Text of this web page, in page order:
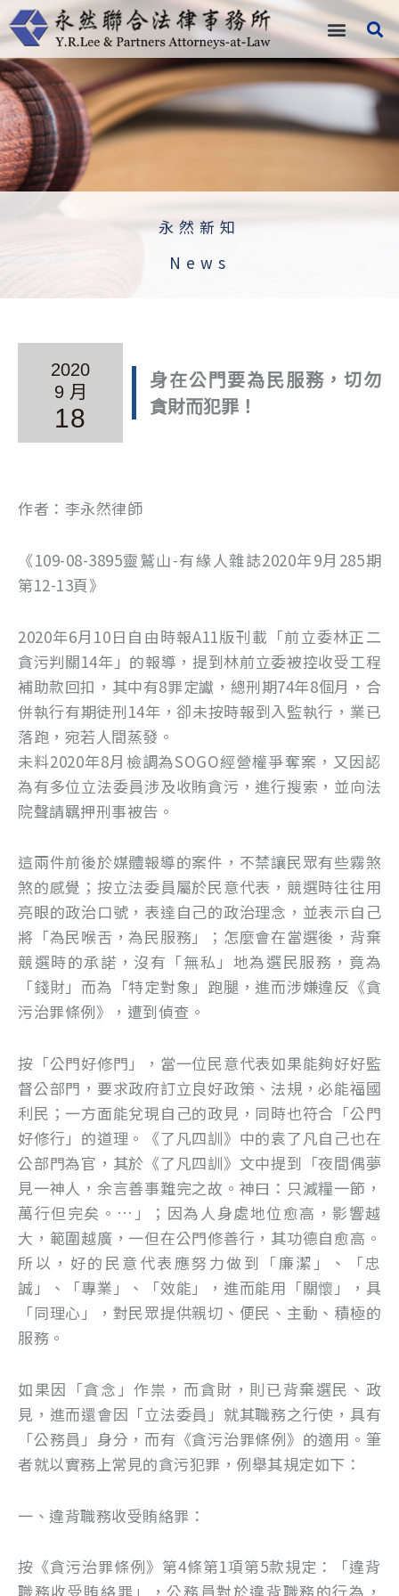
跳
至
主
要
內
容
永然新知
News
2020
9 月
18
身在公門要為民服務，切勿
貪財而犯罪！
作者：李永然律師
《109-08-3895靈鷲山-有緣人雜誌2020年9月285期
第12-13頁》
2020年6月10日自由時報A11版刊載「前立委林正二
貪污判關14年」的報導，提到林前立委被控收受工程
補助款回扣，其中有8罪定讞，總刑期74年8個月，合
併執行有期徒刑14年，卻未按時報到入監執行，業已
落跑，宛若人間蒸發。
未料2020年8月檢調為SOGO經營權爭奪案，又因認
為有多位立法委員涉及收賄貪污，進行搜索，並向法
院聲請羈押刑事被告。
這兩件前後於媒體報導的案件，不禁讓民眾有些霧煞
煞的感覺；按立法委員屬於民意代表，競選時往往用
亮眼的政治口號，表達自己的政治理念，並表示自己
將「為民喉舌，為民服務」；怎麼會在當選後，背棄
競選時的承諾，沒有「無私」地為選民服務，竟為
「錢財」而為「特定對象」跑腿，進而涉嫌違反《貪
污治罪條例》，遭到偵查。
按「公門好修門」，當一位民意代表如果能夠好好監
督公部門，要求政府訂立良好政策、法規，必能福國
利民；一方面能兌現自己的政見，同時也符合「公門
好修行」的道理。《了凡四訓》中的袁了凡自己也在
公部門為官，其於《了凡四訓》文中提到「夜間偶夢
見一神人，余言善事難完之故。神曰：只減糧一節，
萬行但完矣。…」；因為人身處地位愈高，影響越
大，範圍越廣，一但在公門修善行，其功德自愈高。
所以，好的民意代表應努力做到「廉潔」、「忠
誠」、「專業」、「效能」，進而能用「關懷」，具
「同理心」，對民眾提供親切、便民、主動、積極的
服務。
如果因「貪念」作祟，而貪財，則已背棄選民、政
見，進而還會因「立法委員」就其職務之行使，具有
「公務員」身分，而有《貪污治罪條例》的適用。筆
者就以實務上常見的貪污犯罪，例舉其規定如下：
一、違背職務收受賄絡罪：
按《貪污治罪條例》第4條第1項第5款規定：「違背
職務收受賄絡罪」，公務員對於違背職務的行為，